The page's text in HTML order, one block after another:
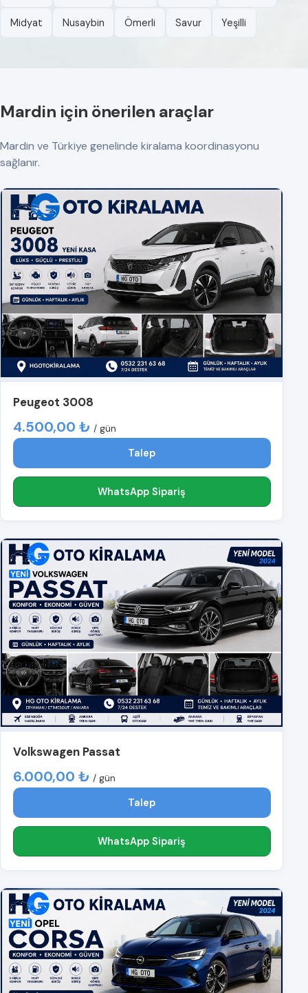
Midyat Nusaybin Ömerli Savur Yeşilli
Mardin için önerilen araçlar
Mardin ve Türkiye genelinde kiralama koordinasyonu
sağlanır.
Peugeot 3008
4.500,00 ₺ / gün
Talep
WhatsApp Sipariş
Volkswagen Passat
6.000,00 ₺ / gün
Talep
WhatsApp Sipariş